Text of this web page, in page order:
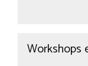
Workshops